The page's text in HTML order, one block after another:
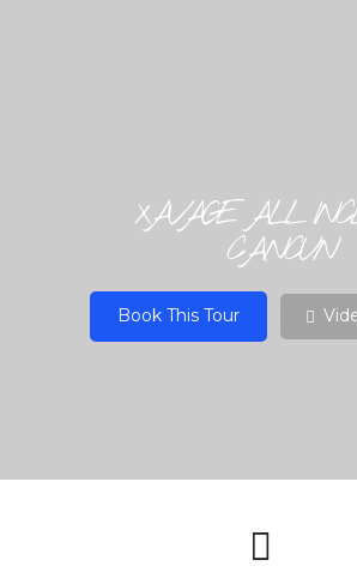
XAVAGE ALL
CANCUN
Book This Tour